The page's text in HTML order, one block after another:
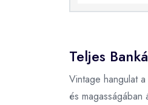
Teljes
Vintage hangulat
és